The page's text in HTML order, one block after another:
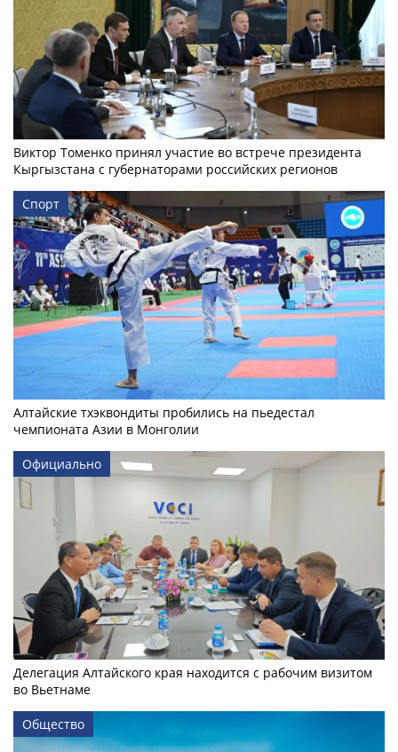
Виктор Томенко принял участие во встрече президента
Кыргызстана с губернаторами российских регионов
Спорт
Алтайские тхэквондиты пробились на пьедестал
чемпионата Азии в Монголии
Официально
Делегация Алтайского края находится с рабочим визитом
во Вьетнаме
Общество